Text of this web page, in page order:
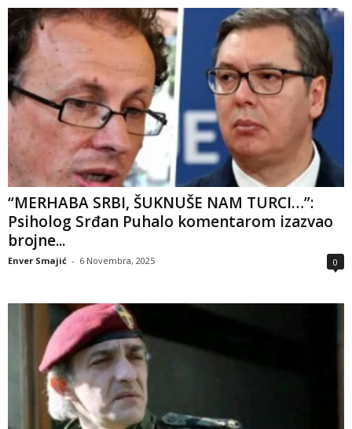
“MERHABA SRBI, ŠUKNUŠE NAM TURCI…”:
Psiholog Srđan Puhalo komentarom izazvao
brojne...
Enver Smajić - 6 Novembra, 2025 0